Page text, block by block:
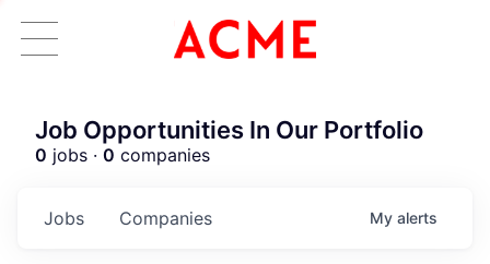
Job Opportunities In Our Portfolio
0 jobs · 0 companies
Jobs Companies My alerts